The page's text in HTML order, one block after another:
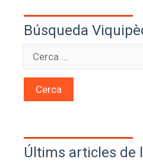
Búsqueda
Cerca
Últims articles de